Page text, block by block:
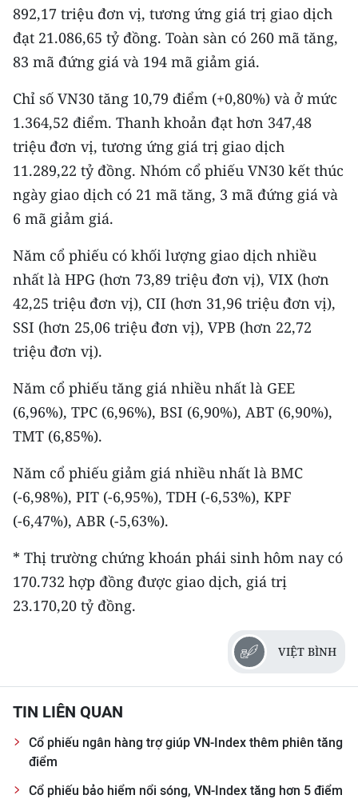
892,17 triệu đơn vị, tương ứng giá trị giao dịch
đạt 21.086,65 tỷ đồng. Toàn sàn có 260 mã tăng,
83 mã đứng giá và 194 mã giảm giá.
Chỉ số VN30 tăng 10,79 điểm (+0,80%) và ở mức
1.364,52 điểm. Thanh khoản đạt hơn 347,48
triệu đơn vị, tương ứng giá trị giao dịch
11.289,22 tỷ đồng. Nhóm cổ phiếu VN30 kết thúc
ngày giao dịch có 21 mã tăng, 3 mã đứng giá và
6 mã giảm giá.
Năm cổ phiếu có khối lượng giao dịch nhiều
nhất là HPG (hơn 73,89 triệu đơn vị), VIX (hơn
42,25 triệu đơn vị), CII (hơn 31,96 triệu đơn vị),
SSI (hơn 25,06 triệu đơn vị), VPB (hơn 22,72
triệu đơn vị).
Năm cổ phiếu tăng giá nhiều nhất là GEE
(6,96%), TPC (6,96%), BSI (6,90%), ABT (6,90%),
TMT (6,85%).
Năm cổ phiếu giảm giá nhiều nhất là BMC
(-6,98%), PIT (-6,95%), TDH (-6,53%), KPF
(-6,47%), ABR (-5,63%).
* Thị trường chứng khoán phái sinh hôm nay có
170.732 hợp đồng được giao dịch, giá trị
23.170,20 tỷ đồng.
VIỆT BÌNH
TIN LIÊN QUAN
Cổ phiếu ngân hàng trợ giúp VN-Index thêm phiên tăng
điểm
Cổ phiếu bảo hiểm nổi sóng, VN-Index tăng hơn 5 điểm